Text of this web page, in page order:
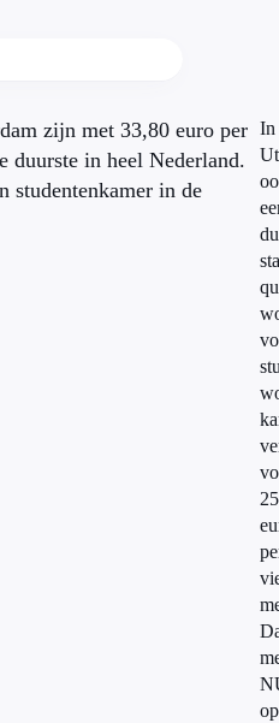
zijn met 33,80 euro per
duurste in heel Nederland.
studentenkamer in de
In
op